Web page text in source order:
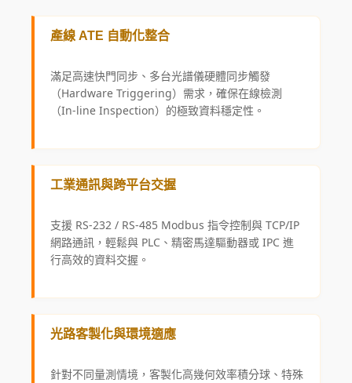
產線 ATE 自動化整合
滿足高速快門同步、多台光譜儀硬體同步觸發
（Hardware Triggering）需求，確保在線檢測
（In-line Inspection）的極致資料穩定性。
工業通訊與跨平台交握
支援 RS-232 / RS-485 Modbus 指令控制與 TCP/IP
網路通訊，輕鬆與 PLC、精密馬達驅動器或 IPC 進
行高效的資料交握。
光路客製化與環境適應
針對不同量測情境，客製化高幾何效率積分球、特殊